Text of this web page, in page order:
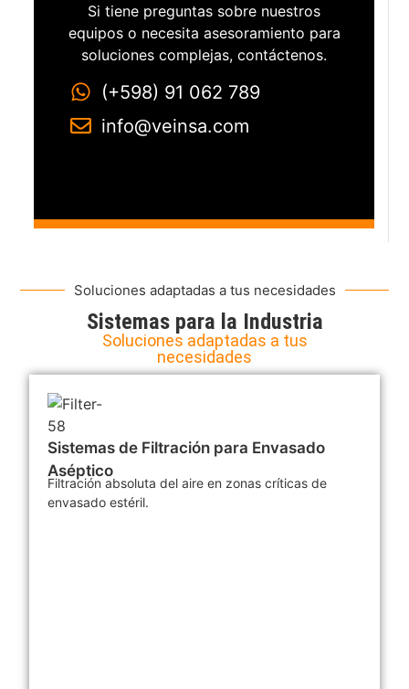
Si tiene preguntas sobre nuestros
equipos o necesita asesoramiento para
soluciones complejas, contáctenos.
(+598) 91 062 789
info@veinsa.com
Soluciones adaptadas a tus necesidades
Sistemas para la Industria
Soluciones adaptadas a tus
necesidades
Sistemas de Filtración para Envasado
Aséptico
Filtración absoluta del aire en zonas críticas de
envasado estéril.